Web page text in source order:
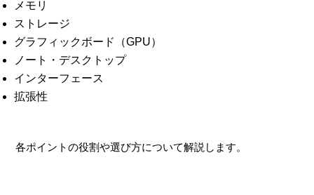
メモリ
ストレージ
グラフィックボード（GPU）
ノート・デスクトップ
インターフェース
拡張性
各ポイントの役割や選び方について解説します。